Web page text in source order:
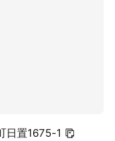
日置1675-1